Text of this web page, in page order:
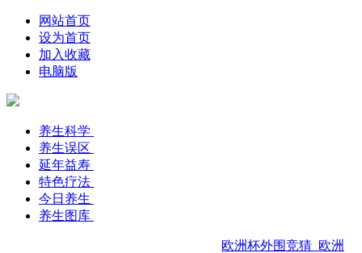
网站首页
设为首页
加入收藏
电脑版
养生科学
养生误区
延年益寿
特色疗法
今日养生
养生图库
欧洲杯外围竞猜_欧洲